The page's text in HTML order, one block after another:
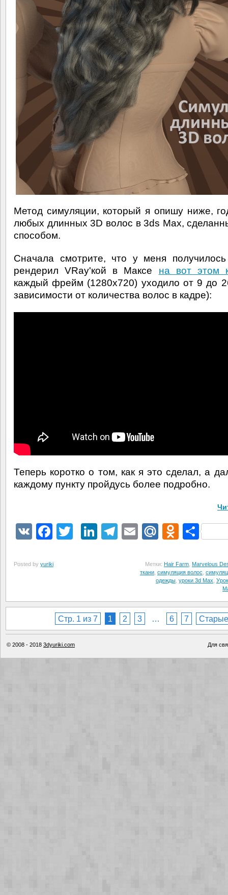
Метод симуляции, который я опишу ниже,
любых длинных 3D волос в 3ds Max,
способом.
Сначала смотрите, что у меня
рендерил VRay'кой в Максе на вот этом
каждый фрейм (1280x720) уходило от 9 до
зависимости от количества волос в кадре):
Теперь коротко о том, как я это сделал, а
каждому пункту пройдусь более подробно.
VK Facebook
TwitterLinkedIn
Telegram
EmailMail.Ru
Posted by yuriki Метки: Hair Farm Marvelous
ткани симуляция волос
одежды уроки 3d Max
Стр. 1 из 7 1 2 3 … 6 7 Старые
© 2008 - 2018 3dyuriki.com Для